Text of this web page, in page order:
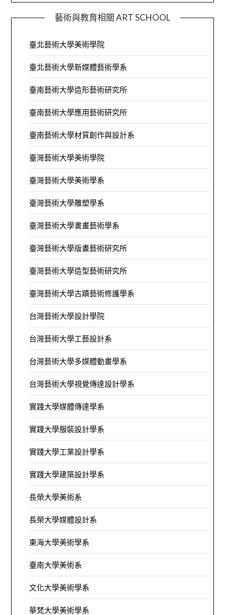
藝術與教育相關 ART SCHOOL
臺北藝術大學美術學院
臺北藝術大學新媒體藝術學系
臺南藝術大學造形藝術研究所
臺南藝術大學應用藝術研究所
臺南藝術大學材質創作與設計系
臺灣藝術大學美術學院
臺灣藝術大學美術學系
臺灣藝術大學雕塑學系
臺灣藝術大學書畫藝術學系
臺灣藝術大學版畫藝術研究所
臺灣藝術大學造型藝術研究所
臺灣藝術大學古蹟藝術修護學系
台灣藝術大學設計學院
台灣藝術大學工藝設計系
台灣藝術大學多媒體動畫學系
台灣藝術大學視覺傳達設計學系
實踐大學媒體傳達學系
實踐大學服裝設計學系
實踐大學工業設計學系
實踐大學建築設計學系
長榮大學美術系
長榮大學媒體設計系
東海大學美術學系
臺南大學美術系
文化大學美術學系
華梵大學美術學系